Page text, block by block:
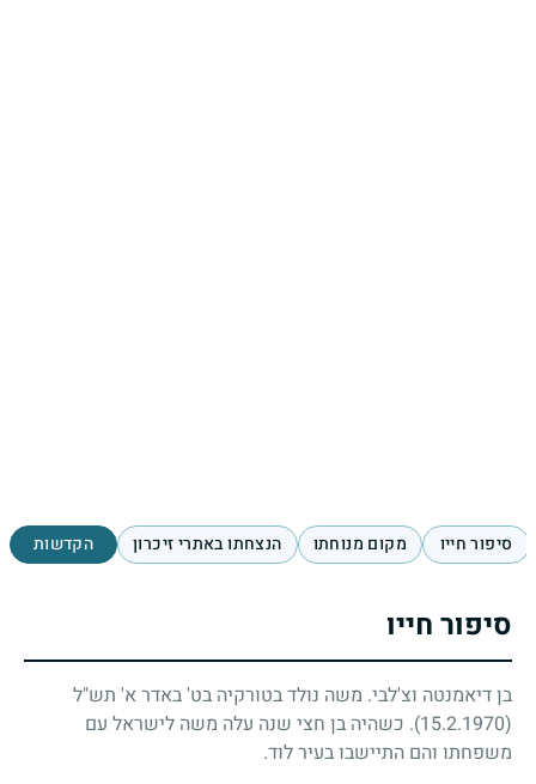
סיפור חייו מקום מנוחתו הנצחתו באתרי זיכרון הקדשות
סיפור חייו
בן דיאמנטה וצ'לבי. משה נולד בטורקיה בט' באדר א' תש"ל
(15.2.1970)
. כשהיה בן חצי שנה עלה משה לישראל עם
משפחתו והם התיישבו בעיר לוד.